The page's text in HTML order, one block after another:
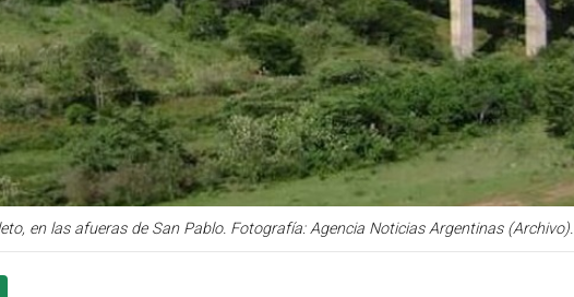
en las afueras de San Pablo. Fotografía: Agencia Noticias Argentinas (Archivo).